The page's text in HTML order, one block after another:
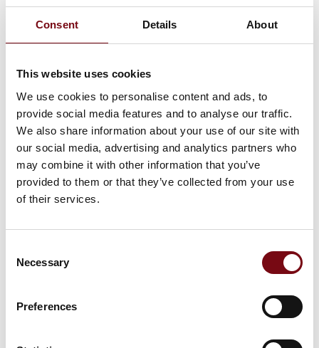
Consent Details About
This website uses cookies
We use cookies to personalise content and ads, to
provide social media features and to analyse our traffic.
We also share information about your use of our site with
our social media, advertising and analytics partners who
may combine it with other information that you’ve
provided to them or that they’ve collected from your use
of their services.
Selection
Necessary
Preferences
DI Production
2023
International
Food Contest